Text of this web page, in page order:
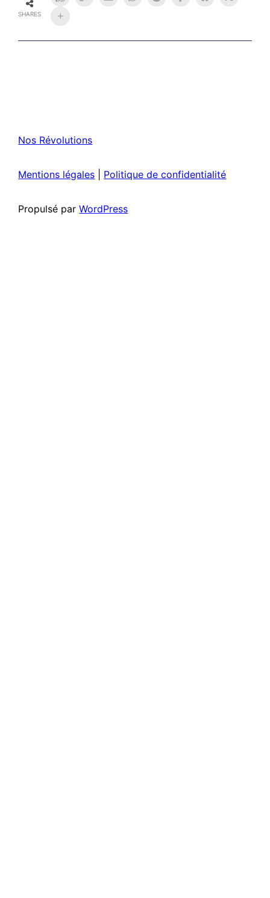
SHARES
Nos Révolutions
Mentions légales Politique de confidentialité
Propulsé parWordPress